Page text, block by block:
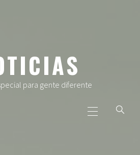
para gente diferente
principal